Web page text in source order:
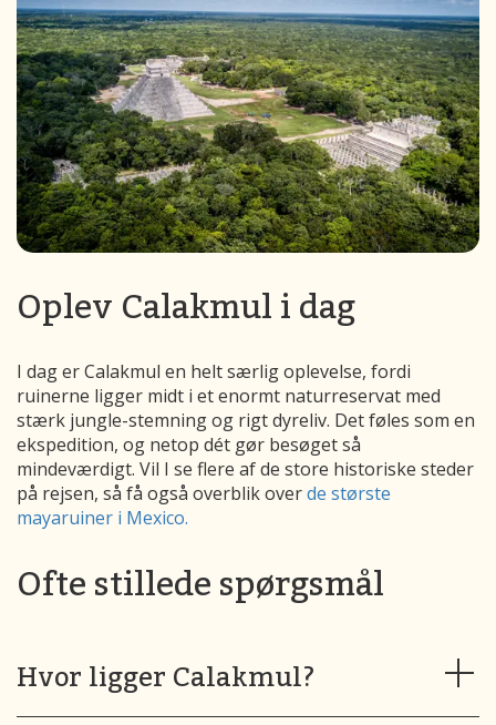
Oplev Calakmul i dag
I dag er Calakmul en helt særlig oplevelse, fordi
ruinerne ligger midt i et enormt naturreservat med
stærk jungle-stemning og rigt dyreliv. Det føles som en
ekspedition, og netop dét gør besøget så
mindeværdigt. Vil I se flere af de store historiske steder
på rejsen, så få også overblik overde største
mayaruiner i Mexico.
Ofte stillede spørgsmål
Hvor ligger Calakmul?